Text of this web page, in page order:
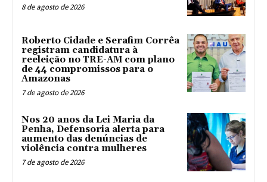
8 de agosto de 2026
Roberto Cidade e Serafim Corrêa
registram candidatura à
reeleição no TRE-AM com plano
de 44 compromissos para o
Amazonas
7 de agosto de 2026
Nos 20 anos da Lei Maria da
Penha, Defensoria alerta para
aumento das denúncias de
violência contra mulheres
7 de agosto de 2026